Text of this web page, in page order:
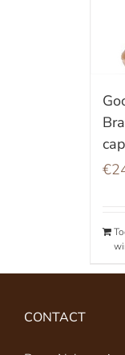
€
CONTACT